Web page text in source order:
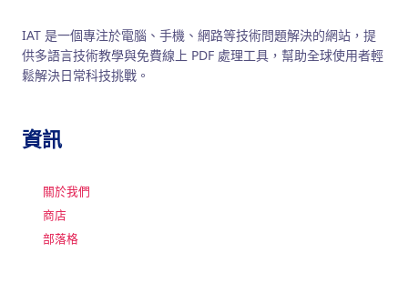
IAT 是一個專注於電腦、手機、網路等技術問題解決的網站，提
供多語言技術教學與免費線上 PDF 處理工具，幫助全球使用者輕
鬆解決日常科技挑戰。
資訊
關於我們
商店
部落格